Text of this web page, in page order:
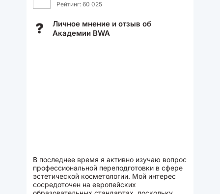
Рейтинг: 60 025
?
Личное мнение и отзыв об
Академии BWA
В последнее время я активно изучаю вопрос
профессиональной переподготовки в сфере
эстетической косметологии. Мой интерес
сосредоточен на европейских